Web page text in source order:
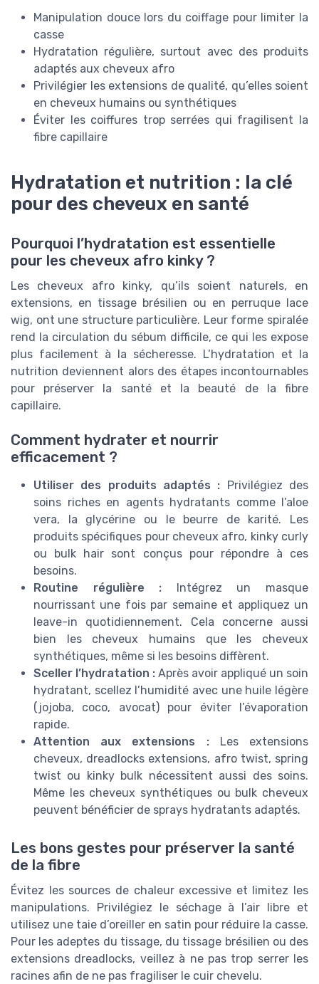
Manipulation douce lors du coiffage pour limiter la
casse
Hydratation régulière, surtout avec des produits
adaptés aux cheveux afro
Privilégier les extensions de qualité, qu’elles soient
en cheveux humains ou synthétiques
Éviter les coiffures trop serrées qui fragilisent la
fibre capillaire
Hydratation et nutrition : la clé
pour des cheveux en santé
Pourquoi l’hydratation est essentielle
pour les cheveux afro kinky ?
Les cheveux afro kinky, qu’ils soient naturels, en
extensions, en tissage brésilien ou en perruque lace
wig, ont une structure particulière. Leur forme spiralée
rend la circulation du sébum difficile, ce qui les expose
plus facilement à la sécheresse. L’hydratation et la
nutrition deviennent alors des étapes incontournables
pour préserver la santé et la beauté de la fibre
capillaire.
Comment hydrater et nourrir
efficacement ?
Utiliser des produits adaptés : Privilégiez des
soins riches en agents hydratants comme l’aloe
vera, la glycérine ou le beurre de karité. Les
produits spécifiques pour cheveux afro, kinky curly
ou bulk hair sont conçus pour répondre à ces
besoins.
Routine régulière : Intégrez un masque
nourrissant une fois par semaine et appliquez un
leave-in quotidiennement. Cela concerne aussi
bien les cheveux humains que les cheveux
synthétiques, même si les besoins diffèrent.
Sceller l’hydratation : Après avoir appliqué un soin
hydratant, scellez l’humidité avec une huile légère
(jojoba, coco, avocat) pour éviter l’évaporation
rapide.
Attention aux extensions :Les extensions
cheveux, dreadlocks extensions, afro twist, spring
twist ou kinky bulk nécessitent aussi des soins.
Même les cheveux synthétiques ou bulk cheveux
peuvent bénéficier de sprays hydratants adaptés.
Les bons gestes pour préserver la santé
de la fibre
Évitez les sources de chaleur excessive et limitez les
manipulations. Privilégiez le séchage à l’air libre et
utilisez une taie d’oreiller en satin pour réduire la casse.
Pour les adeptes du tissage, du tissage brésilien ou des
extensions dreadlocks, veillez à ne pas trop serrer les
racines afin de ne pas fragiliser le cuir chevelu.